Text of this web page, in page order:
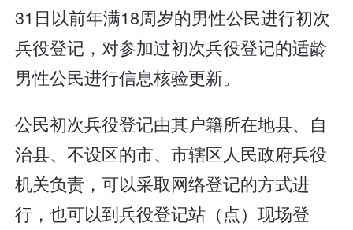
31日以前年满18周岁的男性公民进行初次
兵役登记，对参加过初次兵役登记的适龄
男性公民进行信息核验更新。
公民初次兵役登记由其户籍所在地县、自
治县、不设区的市、市辖区人民政府兵役
机关负责，可以采取网络登记的方式进
行，也可以到兵役登记站（点）现场登